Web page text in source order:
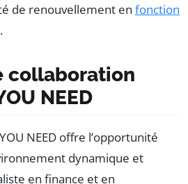
de renouvellement en fonction
collaboration
NEED
NEED offre l’opportunité
dynamique et
en finance et en